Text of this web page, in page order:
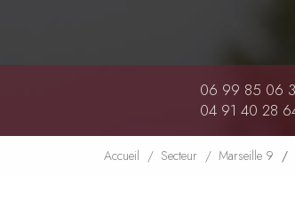
06 99 85 06
04 91 40 28
Accueil Secteur Marseille 9